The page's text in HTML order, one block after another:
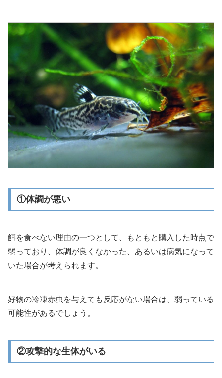
①体調が悪い
餌を食べない理由の一つとして、もともと購入した時点で
弱っており、体調が良くなかった、あるいは病気になって
いた場合が考えられます。
好物の冷凍赤虫を与えても反応がない場合は、弱っている
可能性があるでしょう。
②攻撃的な生体がいる